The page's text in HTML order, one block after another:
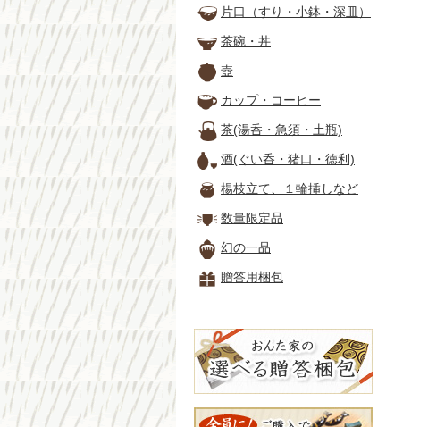
片口（すり・小鉢・深皿）
茶碗・丼
壺
カップ・コーヒー
茶(湯呑・急須・土瓶)
酒(ぐい呑・猪口・徳利)
楊枝立て、１輪挿しなど
数量限定品
幻の一品
贈答用梱包